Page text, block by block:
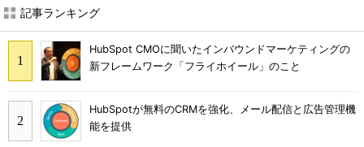
記事ランキング
HubSpot CMOに聞いたインバウンドマーケティングの
新フレームワーク「フライホイール」のこと
HubSpotが無料のCRMを強化、メール配信と広告管理機
能を提供